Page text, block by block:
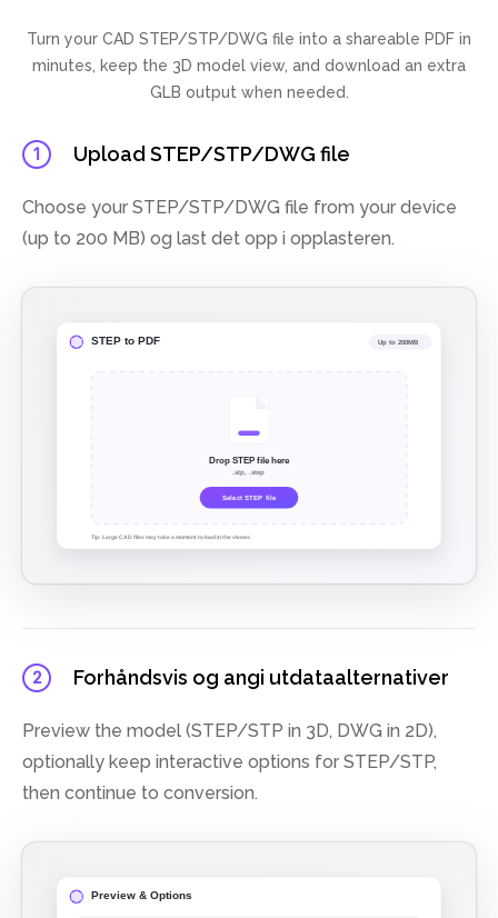
Turn your CAD STEP/STP/DWG file into a shareable PDF in
minutes, keep the 3D model view, and download an extra
GLB output when needed.
1 Upload STEP/STP/DWG file
Choose your STEP/STP/DWG file from your device
(up to 200 MB) og last det opp i opplasteren.
2 Forhåndsvis og angi utdataalternativer
Preview the model (STEP/STP in 3D, DWG in 2D),
optionally keep interactive options for STEP/STP,
then continue to conversion.